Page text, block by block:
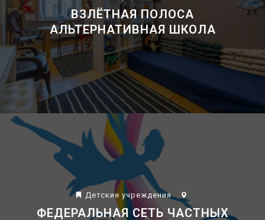
ВЗЛЁТНАЯ ПОЛОСА
АЛЬТЕРНАТИВНАЯ ШКОЛА
Детские учреждения
ФЕДЕРАЛЬНАЯ СЕТЬ ЧАСТНЫХ